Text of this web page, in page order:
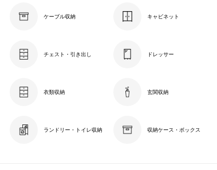
ケーブル収納 キャビネット
チェスト・引き出し ドレッサー
衣類収納 玄関収納
ランドリー・トイレ収納 収納ケース・ボックス